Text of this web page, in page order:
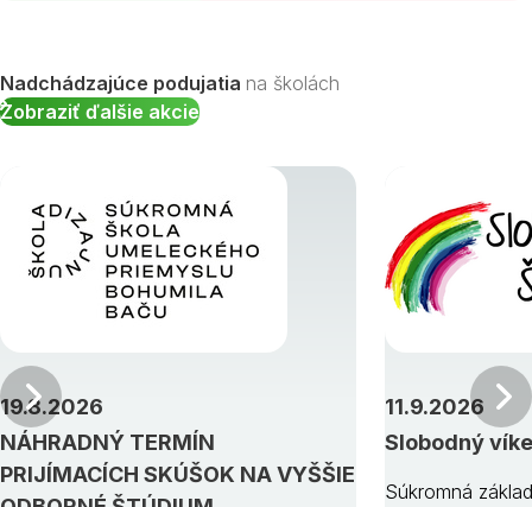
Nadchádzajúce podujatia na školách
Zobraziť ďalšie akcie
NÁHRADNÝ TERMÍN
PRIJÍMACÍCH SKÚŠOK NA VYŠŠIE
19.8.2026
Slobodný
11.9.2026
Súkromná
Predchádzajúci